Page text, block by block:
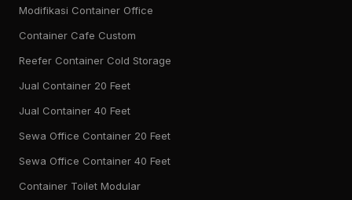
Modifikasi Container Office
Container Cafe Custom
Reefer Container Cold Storage
Jual Container 20 Feet
Jual Container 40 Feet
Sewa Office Container 20 Feet
Sewa Office Container 40 Feet
Container Toilet Modular